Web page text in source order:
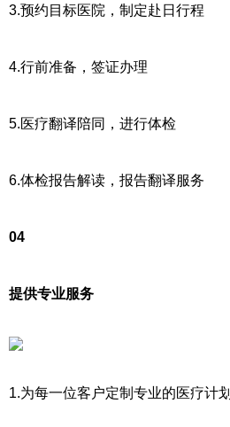
3.预约目标医院，制定赴日行程
4.行前准备，签证办理
5.医疗翻译陪同，进行体检
6.体检报告解读，报告翻译服务
04
提供专业服务
1.为每一位客户定制专业的医疗计划